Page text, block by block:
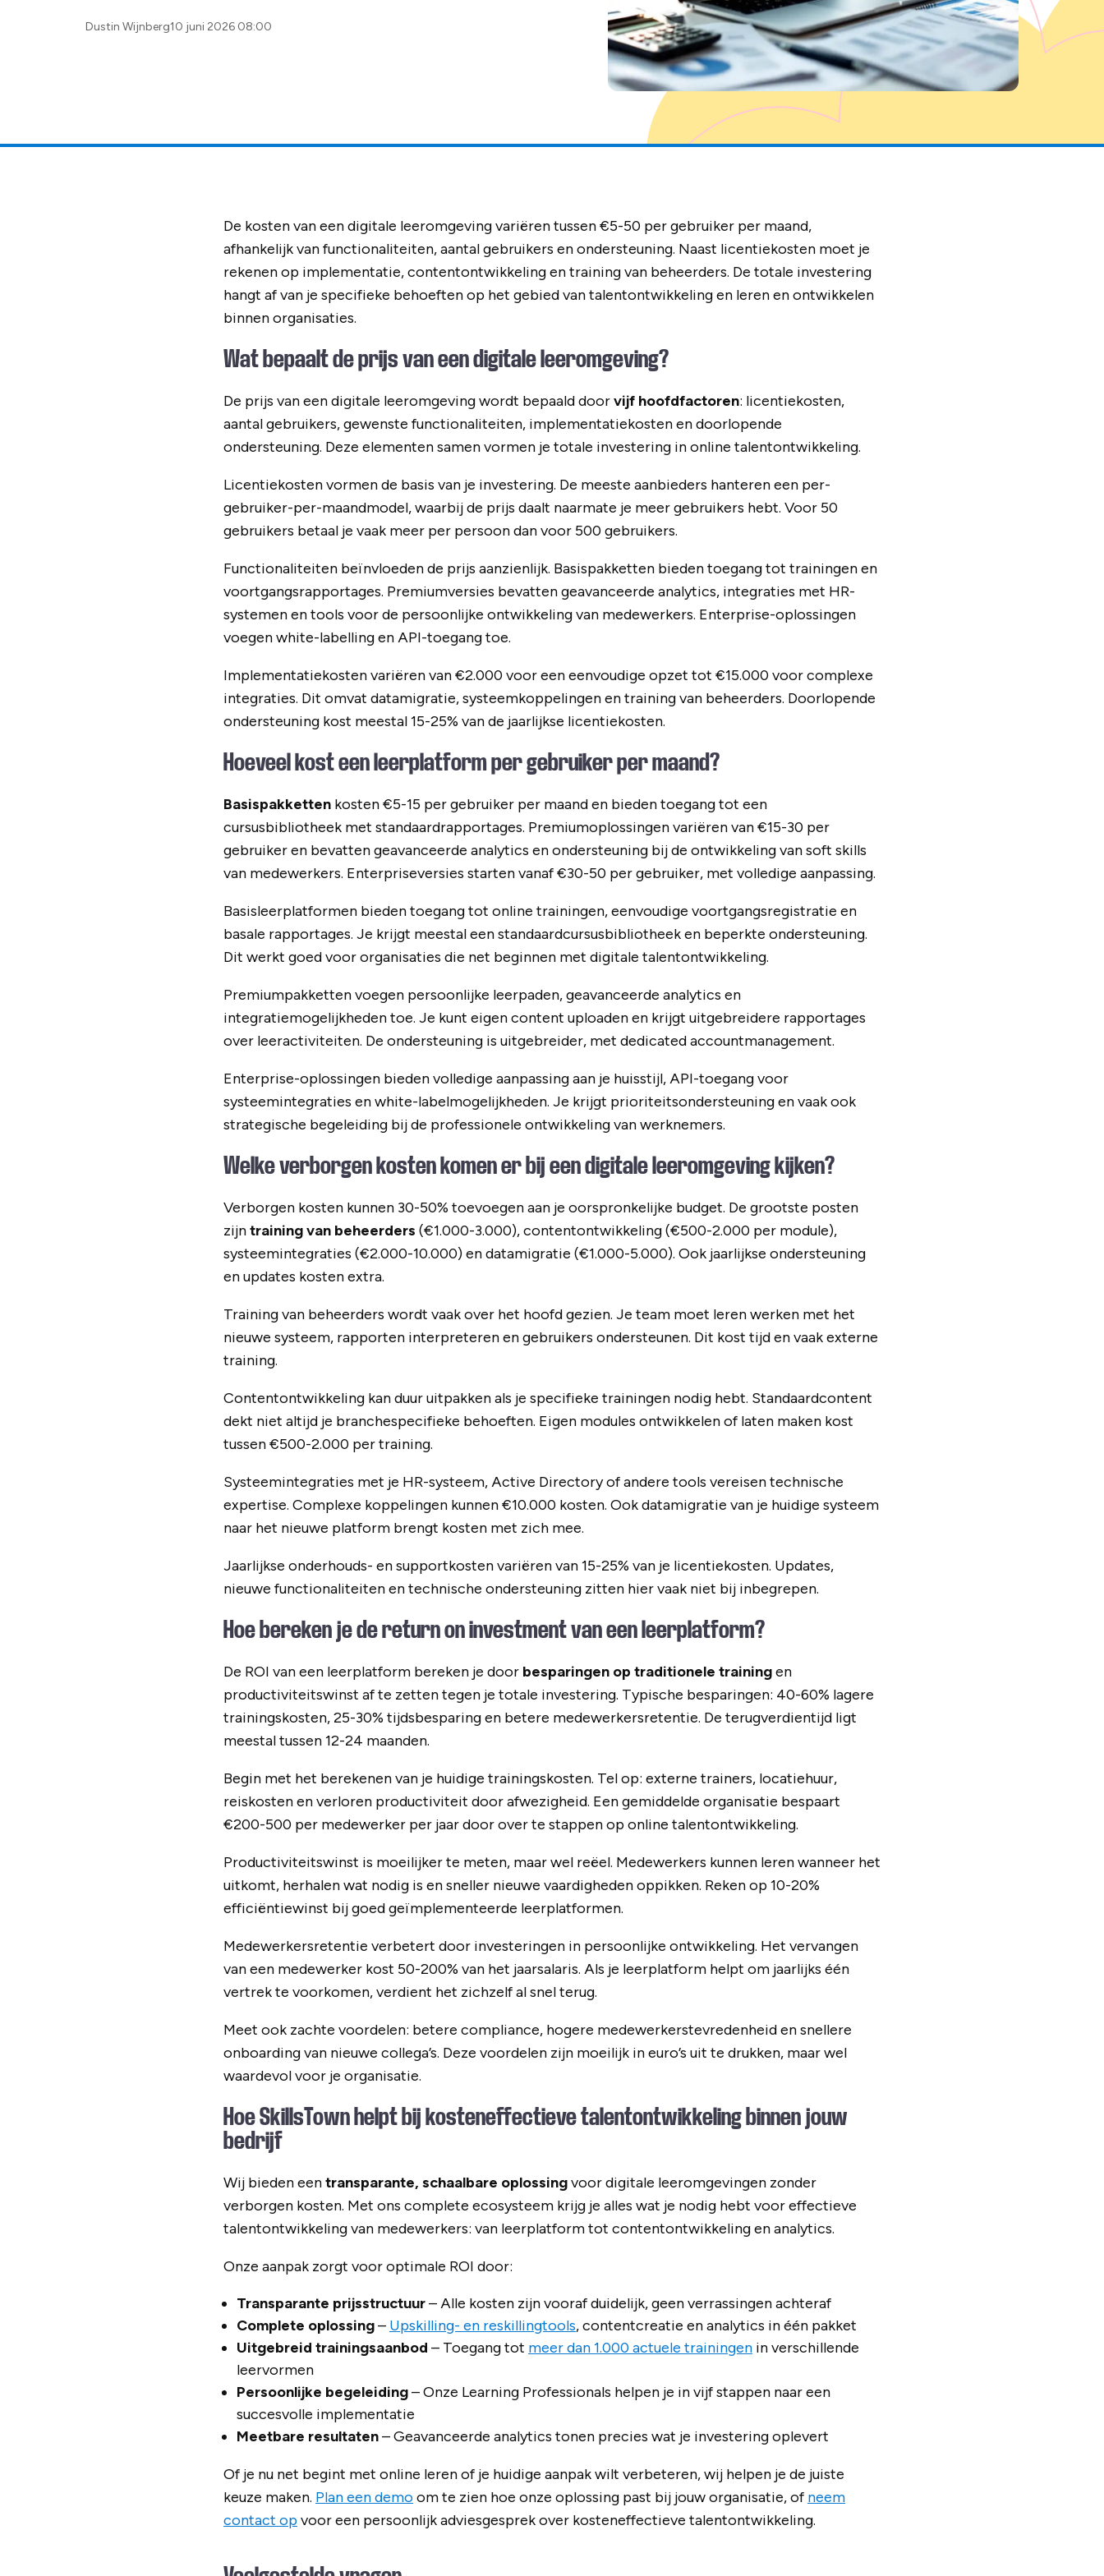
Posted
Dustin Wijnberg10 juni 2026 08:00
De kosten van een digitale leeromgeving variëren tussen €5-50 per gebruiker per maand,
afhankelijk van functionaliteiten, aantal gebruikers en ondersteuning. Naast licentiekosten moet je
rekenen op implementatie, contentontwikkeling en training van beheerders. De totale investering
hangt af van je specifieke behoeften op het gebied van talentontwikkeling en leren en ontwikkelen
binnen organisaties.
Wat bepaalt de prijs van een digitale leeromgeving?
De prijs van een digitale leeromgeving wordt bepaald doorvijf hoofdfactoren: licentiekosten,
aantal gebruikers, gewenste functionaliteiten, implementatiekosten en doorlopende
ondersteuning. Deze elementen samen vormen je totale investering in online talentontwikkeling.
Licentiekosten vormen de basis van je investering. De meeste aanbieders hanteren een per-
gebruiker-per-maandmodel, waarbij de prijs daalt naarmate je meer gebruikers hebt. Voor 50
gebruikers betaal je vaak meer per persoon dan voor 500 gebruikers.
Functionaliteiten beïnvloeden de prijs aanzienlijk. Basispakketten bieden toegang tot trainingen en
voortgangsrapportages. Premiumversies bevatten geavanceerde analytics, integraties met HR-
systemen en tools voor de persoonlijke ontwikkeling van medewerkers. Enterprise-oplossingen
voegen white-labelling en API-toegang toe.
Implementatiekosten variëren van €2.000 voor een eenvoudige opzet tot €15.000 voor complexe
integraties. Dit omvat datamigratie, systeemkoppelingen en training van beheerders. Doorlopende
ondersteuning kost meestal 15-25% van de jaarlijkse licentiekosten.
Hoeveel kost een leerplatform per gebruiker per maand?
Basispakketten kosten €5-15 per gebruiker per maand en bieden toegang tot een
cursusbibliotheek met standaardrapportages. Premiumoplossingen variëren van €15-30 per
gebruiker en bevatten geavanceerde analytics en ondersteuning bij de ontwikkeling van soft skills
van medewerkers. Enterpriseversies starten vanaf €30-50 per gebruiker, met volledige aanpassing.
Basisleerplatformen bieden toegang tot online trainingen, eenvoudige voortgangsregistratie en
basale rapportages. Je krijgt meestal een standaardcursusbibliotheek en beperkte ondersteuning.
Dit werkt goed voor organisaties die net beginnen met digitale talentontwikkeling.
Premiumpakketten voegen persoonlijke leerpaden, geavanceerde analytics en
integratiemogelijkheden toe. Je kunt eigen content uploaden en krijgt uitgebreidere rapportages
over leeractiviteiten. De ondersteuning is uitgebreider, met dedicated accountmanagement.
Enterprise-oplossingen bieden volledige aanpassing aan je huisstijl, API-toegang voor
systeemintegraties en white-labelmogelijkheden. Je krijgt prioriteitsondersteuning en vaak ook
strategische begeleiding bij de professionele ontwikkeling van werknemers.
Welke verborgen kosten komen er bij een digitale leeromgeving kijken?
Verborgen kosten kunnen 30-50% toevoegen aan je oorspronkelijke budget. De grootste posten
zijntraining van beheerders (€1.000-3.000), contentontwikkeling (€500-2.000 per module),
systeemintegraties (€2.000-10.000) en datamigratie (€1.000-5.000). Ook jaarlijkse ondersteuning
en updates kosten extra.
Training van beheerders wordt vaak over het hoofd gezien. Je team moet leren werken met het
nieuwe systeem, rapporten interpreteren en gebruikers ondersteunen. Dit kost tijd en vaak externe
training.
Contentontwikkeling kan duur uitpakken als je specifieke trainingen nodig hebt. Standaardcontent
dekt niet altijd je branchespecifieke behoeften. Eigen modules ontwikkelen of laten maken kost
tussen €500-2.000 per training.
Systeemintegraties met je HR-systeem, Active Directory of andere tools vereisen technische
expertise. Complexe koppelingen kunnen €10.000 kosten. Ook datamigratie van je huidige systeem
naar het nieuwe platform brengt kosten met zich mee.
Jaarlijkse onderhouds- en supportkosten variëren van 15-25% van je licentiekosten. Updates,
nieuwe functionaliteiten en technische ondersteuning zitten hier vaak niet bij inbegrepen.
Hoe bereken je de return on investment van een leerplatform?
De ROI van een leerplatform bereken je door besparingen op traditionele trainingen
productiviteitswinst af te zetten tegen je totale investering. Typische besparingen: 40-60% lagere
trainingskosten, 25-30% tijdsbesparing en betere medewerkersretentie. De terugverdientijd ligt
meestal tussen 12-24 maanden.
Begin met het berekenen van je huidige trainingskosten. Tel op: externe trainers, locatiehuur,
reiskosten en verloren productiviteit door afwezigheid. Een gemiddelde organisatie bespaart
€200-500 per medewerker per jaar door over te stappen op online talentontwikkeling.
Productiviteitswinst is moeilijker te meten, maar wel reëel. Medewerkers kunnen leren wanneer het
uitkomt, herhalen wat nodig is en sneller nieuwe vaardigheden oppikken. Reken op 10-20%
efficiëntiewinst bij goed geïmplementeerde leerplatformen.
Medewerkersretentie verbetert door investeringen in persoonlijke ontwikkeling. Het vervangen
van een medewerker kost 50-200% van het jaarsalaris. Als je leerplatform helpt om jaarlijks één
vertrek te voorkomen, verdient het zichzelf al snel terug.
Meet ook zachte voordelen: betere compliance, hogere medewerkerstevredenheid en snellere
onboarding van nieuwe collega’s. Deze voordelen zijn moeilijk in euro’s uit te drukken, maar wel
waardevol voor je organisatie.
Hoe SkillsTown helpt bij kosteneffectieve talentontwikkeling binnen jouw
bedrijf
Wij bieden eentransparante, schaalbare oplossingvoor digitale leeromgevingen zonder
verborgen kosten. Met ons complete ecosysteem krijg je alles wat je nodig hebt voor effectieve
talentontwikkeling van medewerkers: van leerplatform tot contentontwikkeling en analytics.
Onze aanpak zorgt voor optimale ROI door:
Transparante prijsstructuur– Alle kosten zijn vooraf duidelijk, geen verrassingen achteraf
Complete oplossing– Upskilling- en reskillingtools, contentcreatie en analytics in één pakket
Uitgebreid trainingsaanbod – Toegang tot meer dan 1.000 actuele trainingen in verschillende
leervormen
Persoonlijke begeleiding– Onze Learning Professionals helpen je in vijf stappen naar een
succesvolle implementatie
Meetbare resultaten– Geavanceerde analytics tonen precies wat je investering oplevert
Of je nu net begint met online leren of je huidige aanpak wilt verbeteren, wij helpen je de juiste
keuze maken. Plan een demoom te zien hoe onze oplossing past bij jouw organisatie, of neem
contact opvoor een persoonlijk adviesgesprek over kosteneffectieve talentontwikkeling.